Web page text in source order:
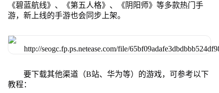
《碧蓝航线》、《第五人格》、《阴阳师》等多款热门手
游，新上线的手游也会同步上架。
要下载其他渠道（B站、华为等）的游戏，可参考以下
教程：